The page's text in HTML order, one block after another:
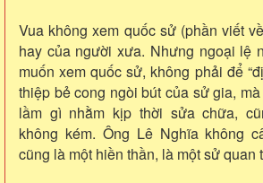
Vua không xem quốc sử (phần viết
hay của người xưa. Nhưng ngoại lệ
muốn xem quốc sử, không phải để
thiệp bẻ cong ngòi bút của sử gia,
lầm gì nhằm kịp thời sửa chữa,
không kém. Ông Lê Nghĩa không
cũng là một hiền thần, là một sử quan